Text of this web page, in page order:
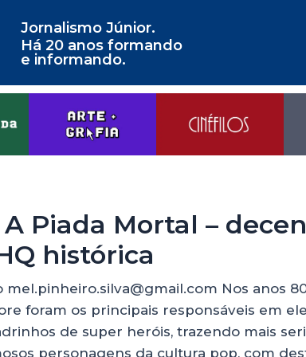
Jornalismo Júnior.
Há 20 anos formando
e informando.
Piada Mortal –
histórica
mel.pinheiro.silva@gmail.com Nos anos
foram os principais responsáveis em
de super heróis, trazendo mais
personagens da cultura pop, com